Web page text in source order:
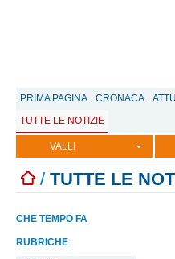
PRIMA PAGINA CRONACA
TUTTE LE NOTIZIE
VALLI
/ TUTTE LE
CHE TEMPO FA
RUBRICHE